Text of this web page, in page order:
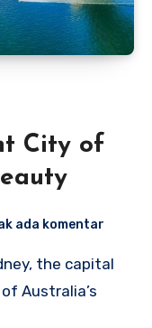
City of
ada komentar
Australia’s